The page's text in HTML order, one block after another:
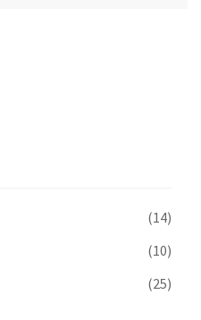
(14)
(10)
(25)